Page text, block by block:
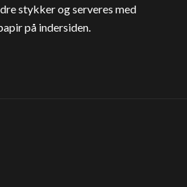
stykker og serveres med
på indersiden.